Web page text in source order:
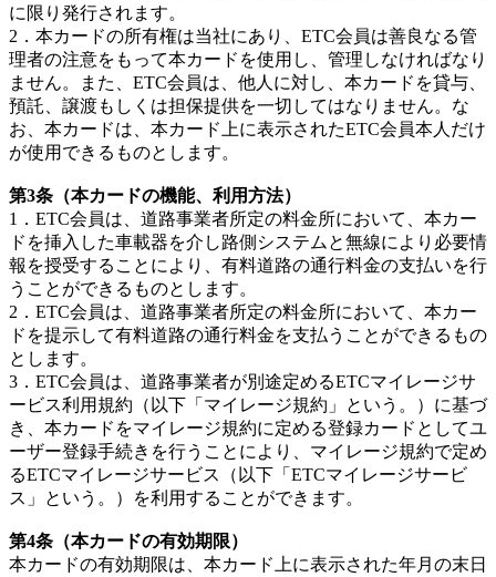
に限り発行されます。
2．本カードの所有権は当社にあり、ETC会員は善良なる管
理者の注意をもって本カードを使用し、管理しなければなり
ません。また、ETC会員は、他人に対し、本カードを貸与、
預託、譲渡もしくは担保提供を一切してはなりません。な
お、本カードは、本カード上に表示されたETC会員本人だけ
が使用できるものとします。
第3条（本カードの機能、利用方法）
1．ETC会員は、道路事業者所定の料金所において、本カー
ドを挿入した車載器を介し路側システムと無線により必要情
報を授受することにより、有料道路の通行料金の支払いを行
うことができるものとします。
2．ETC会員は、道路事業者所定の料金所において、本カー
ドを提示して有料道路の通行料金を支払うことができるもの
とします。
3．ETC会員は、道路事業者が別途定めるETCマイレージサ
ービス利用規約（以下「マイレージ規約」という。）に基づ
き、本カードをマイレージ規約に定める登録カードとしてユ
ーザー登録手続きを行うことにより、マイレージ規約で定め
るETCマイレージサービス（以下「ETCマイレージサービ
ス」という。）を利用することができます。
第4条（本カードの有効期限）
本カードの有効期限は、本カード上に表示された年月の末日